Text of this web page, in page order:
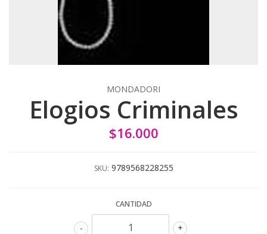
MONDADORI
Elogios Criminales
$16.000
SKU: 9789568228255
CANTIDAD
+
-